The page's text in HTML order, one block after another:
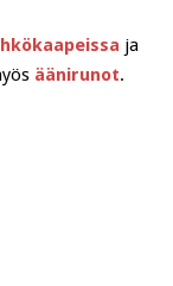
ja
äänirunot.